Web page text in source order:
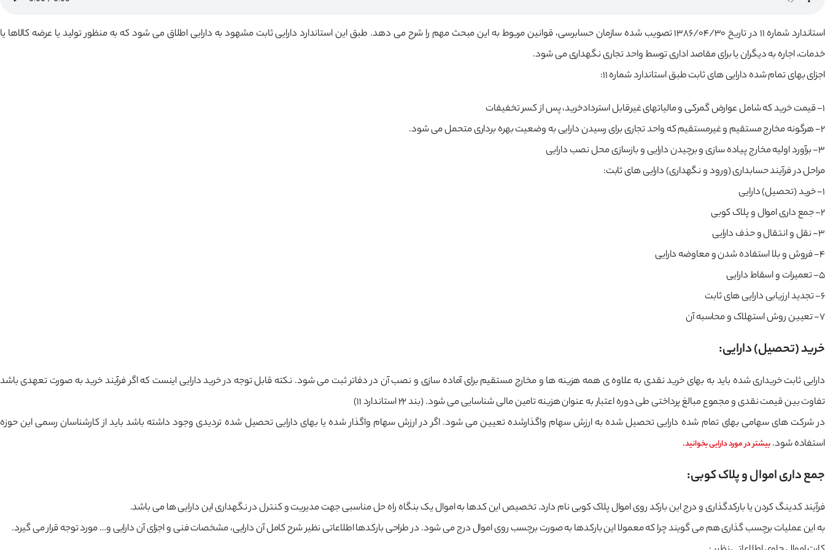
استاندارد شماره 11 در تاریخ 1386/04/30 تصویب شده سازمان حسابرسی، قوانین مربوط به این مبحث مهم را شرح می دهد. طبق این استاندارد دارایی ثابت مشهود به دارایی اطلاق می شود که به منظور تولید یا عرضه کالاها یا
خدمات، اجاره به دیگران یا برای مقاصد اداری توسط واحد تجاری نگهداری می شود.
اجزای بهای تمام شده دارایی های ثابت طبق استاندارد شماره 11:
1- قیمت خرید که شامل عوارض گمرکی و مالیاتهای غیرقابل استردادخرید، پس از کسر تخفیفات
2- هرگونه مخارج مستقیم و غیرمستقیم که واحد تجاری برای رسیدن دارایی به وضعیت بهره برداری متحمل می شود.
3- برآورد اولیه مخارج پیاده سازی و برچیدن دارایی و بازسازی محل نصب دارایی
مراحل در فرآیند حسابداری (ورود و نگهداری) دارایی های ثابت:
1- خرید (تحصیل) دارایی
2- جمع داری اموال و پلاک کوبی
3- نقل و انتقال و حذف دارایی
4- فروش و بلا استفاده شدن و معاوضه دارایی
5- تعمیرات و اسقاط دارایی
6- تجدید ارزیابی دارایی های ثابت
7- تعیین روش استهلاک و محاسبه آن
خرید (تحصیل) دارایی:
دارایی ثابت خریداری شده باید به بهای خرید نقدی به علاوه ی همه هزینه ها و مخارج مستقیم برای آماده سازی و نصب آن در دفاتر ثبت می شود. نکته قابل توجه در خرید دارایی اینست که اگر فرآیند خرید به صورت تعهدی باشد
تفاوت بین قیمت نقدی و مجموع مبالغ پرداختی طی دوره اعتبار به عنوان هزینه تامین مالی شناسایی می شود. (بند 22 استاندارد 11)
در شرکت های سهامی بهای تمام شده دارایی تحصیل شده به ارزش سهام واگذارشده تعیین می شود. اگر در ارزش سهام واگذار شده یا بهای دارایی تحصیل شده تردیدی وجود داشته باشد باید از کارشناسان رسمی این حوزه
استفاده شود.بیشتر در مورد دارایی بخوانید.
جمع داری اموال و پلاک کوبی:
فرآیند کدینگ کردن یا بارکدگذاری و درج این بارکد روی اموال پلاک کوبی نام دارد. تخصیص این کدها به اموال یک بنگاه راه حل مناسبی جهت مدیریت و کنترل در نگهداری این دارایی ها می باشد.
به این عملیات برچسب گذاری هم می گویند چرا که معمولا این بارکدها به صورت برچسب روی اموال درج می شود. در طراحی بارکدها اطلاعاتی نظیر شرح کامل آن دارایی، مشخصات فنی و اجزای آن دارایی و… مورد توجه قرار می گیرد.